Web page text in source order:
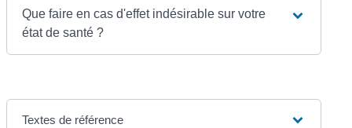
Que faire en cas d'effet indésirable sur votre
état de santé ?
Textes de référence